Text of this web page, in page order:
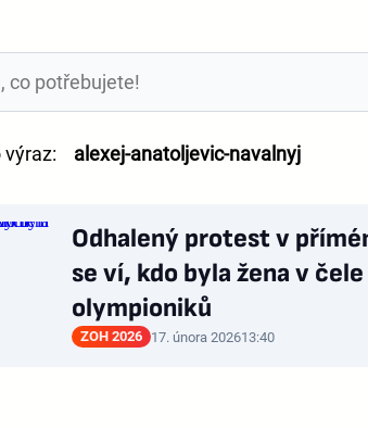
alexej-anatoljevic-navalnyj
Odhalený protest v
se ví, kdo byla žena v
olympioniků
ZOH 2026 17. února 202613:40